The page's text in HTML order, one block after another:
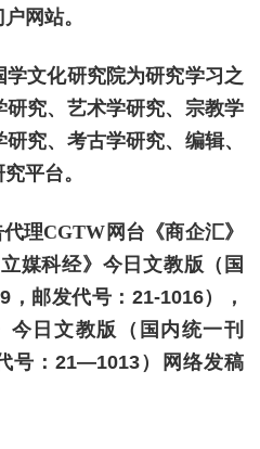
网站。
学文化研究院为研究学习之
究、 艺术学研究、宗教学
究、考古学研究、编辑、
平台。
理CGTW网台《商企汇》
立媒科经》今日文教版（国
邮发代号：21-1016），
今日文教版 （ 国内统一刊
号：21—1013）网络发稿